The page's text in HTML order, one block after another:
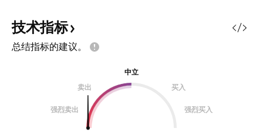
技术指标
总结指标的建议。
中立
卖出
买入
强烈卖出 强烈买入